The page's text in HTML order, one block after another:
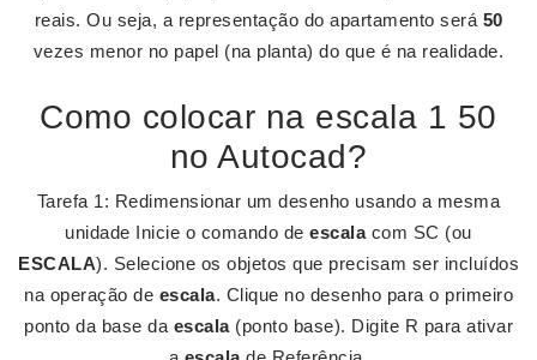
reais. Ou seja, a representação do apartamento será 50
vezes menor no papel (na planta) do que é na realidade.
Como colocar na escala 1 50
no Autocad?
Tarefa 1: Redimensionar um desenho usando a mesma
unidade Inicie o comando deescalacom SC (ou
ESCALA). Selecione os objetos que precisam ser incluídos
na operação de escala. Clique no desenho para o primeiro
ponto da base da escala(ponto base). Digite R para ativar